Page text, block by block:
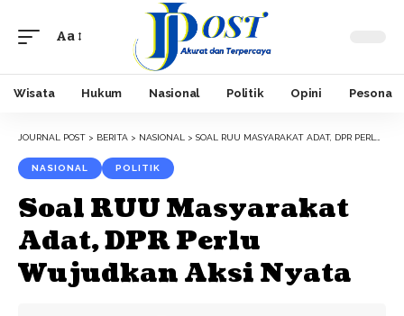
Font
Aa
Wisata Hukum Nasional Politik Opini Pesona
JOURNAL POST > BERITA > NASIONAL > SOAL RUU MASYARAKAT ADAT, DPR PERLU WUJUDKAN AKSI NYATA
NASIONAL POLITIK
Soal RUU Masyarakat
Adat, DPR Perlu
Wujudkan Aksi Nyata